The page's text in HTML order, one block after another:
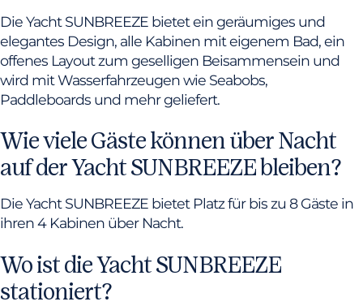
Die Yacht SUNBREEZE bietet ein geräumiges und
elegantes Design, alle Kabinen mit eigenem Bad, ein
offenes Layout zum geselligen Beisammensein und
wird mit Wasserfahrzeugen wie Seabobs,
Paddleboards und mehr geliefert.
Wie viele Gäste können über Nacht
auf der Yacht SUNBREEZE bleiben?
Die Yacht SUNBREEZE bietet Platz für bis zu 8 Gäste in
ihren 4 Kabinen über Nacht.
Wo ist die Yacht SUNBREEZE
stationiert?